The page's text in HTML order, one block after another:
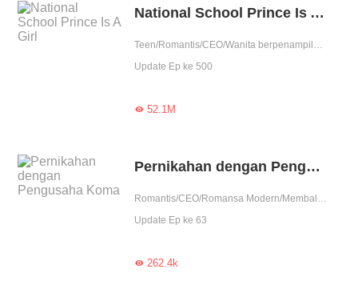
National School Prince Is A Girl
Teen/Romantis/CEO/Wanita berpenampilan pria
Update Ep ke 500
52.1M
Pernikahan dengan Pengusaha Koma
Romantis/CEO/Romansa Modern/Membalas dendam/Perubahan Hidup
Update Ep ke 63
262.4k